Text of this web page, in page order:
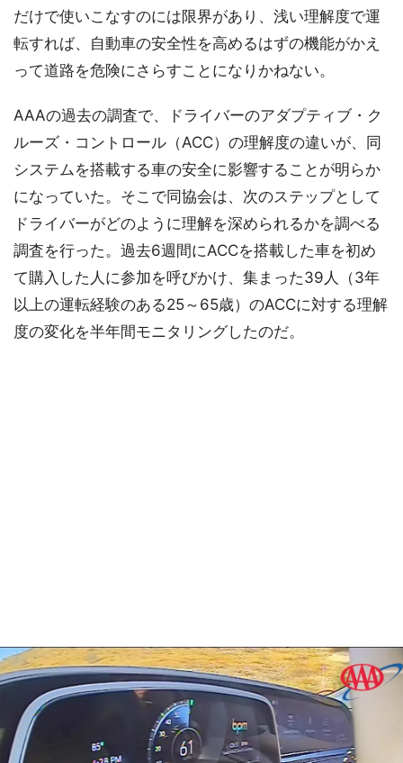
だけで使いこなすのには限界があり、浅い理解度で運
転すれば、自動車の安全性を高めるはずの機能がかえ
って道路を危険にさらすことになりかねない。
AAAの過去の調査で、ドライバーのアダプティブ・ク
ルーズ・コントロール（ACC）の理解度の違いが、同
システムを搭載する車の安全に影響することが明らか
になっていた。そこで同協会は、次のステップとして
ドライバーがどのように理解を深められるかを調べる
調査を行った。過去6週間にACCを搭載した車を初め
て購入した人に参加を呼びかけ、集まった39人（3年
以上の運転経験のある25～65歳）のACCに対する理解
度の変化を半年間モニタリングしたのだ。